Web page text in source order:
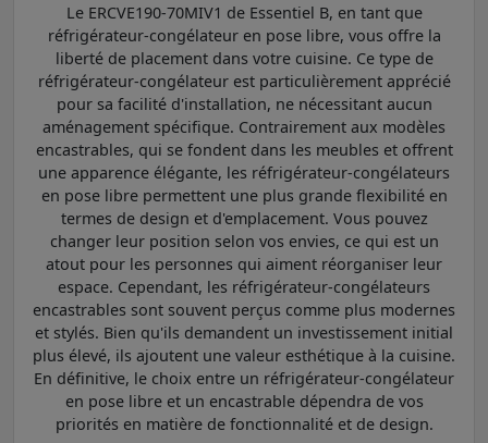
Le ERCVE190-70MIV1 de Essentiel B, en tant que
réfrigérateur-congélateur en pose libre, vous offre la
liberté de placement dans votre cuisine. Ce type de
réfrigérateur-congélateur est particulièrement apprécié
pour sa facilité d'installation, ne nécessitant aucun
aménagement spécifique. Contrairement aux modèles
encastrables, qui se fondent dans les meubles et offrent
une apparence élégante, les réfrigérateur-congélateurs
en pose libre permettent une plus grande flexibilité en
termes de design et d'emplacement. Vous pouvez
changer leur position selon vos envies, ce qui est un
atout pour les personnes qui aiment réorganiser leur
espace. Cependant, les réfrigérateur-congélateurs
encastrables sont souvent perçus comme plus modernes
et stylés. Bien qu'ils demandent un investissement initial
plus élevé, ils ajoutent une valeur esthétique à la cuisine.
En définitive, le choix entre un réfrigérateur-congélateur
en pose libre et un encastrable dépendra de vos
priorités en matière de fonctionnalité et de design.